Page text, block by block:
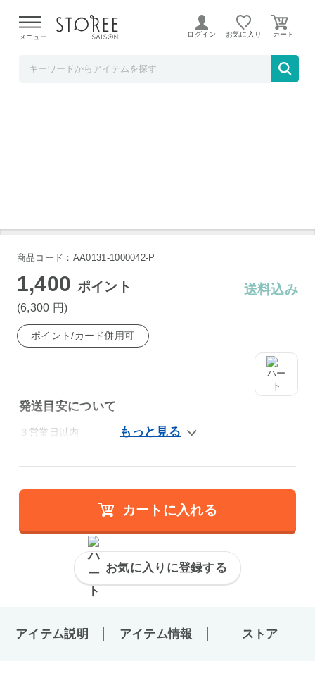
よる配送遅延が発生しております。
メニュー ログイン お気に入り
金銀しろ 米焼酎 25度 720ml 3本セット
商品コード：AA0131-1000042-P
1,400 ポイント
(6,300 円)
送料込み
ポイント/カード併用可
発送目安について
３営業日以内
カートに入れる
お気に入りに登録する
アイテム説明 アイテム情報 ストア